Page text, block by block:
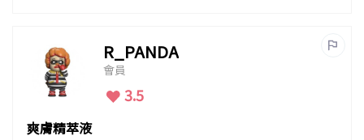
R_PANDA
會員
3.5
爽膚精萃液